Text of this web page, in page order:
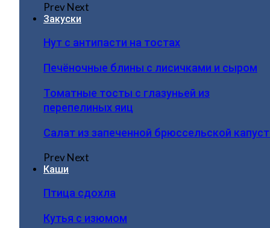
PrevNext
Закуски
Нут с антипасти на тостах
Печёночные блины с лисичками и сыром
Томатные тосты с глазуньей из
перепелиных яиц
Салат из запеченной брюссельской
PrevNext
Каши
Птица сдохла
Кутья с изюмом